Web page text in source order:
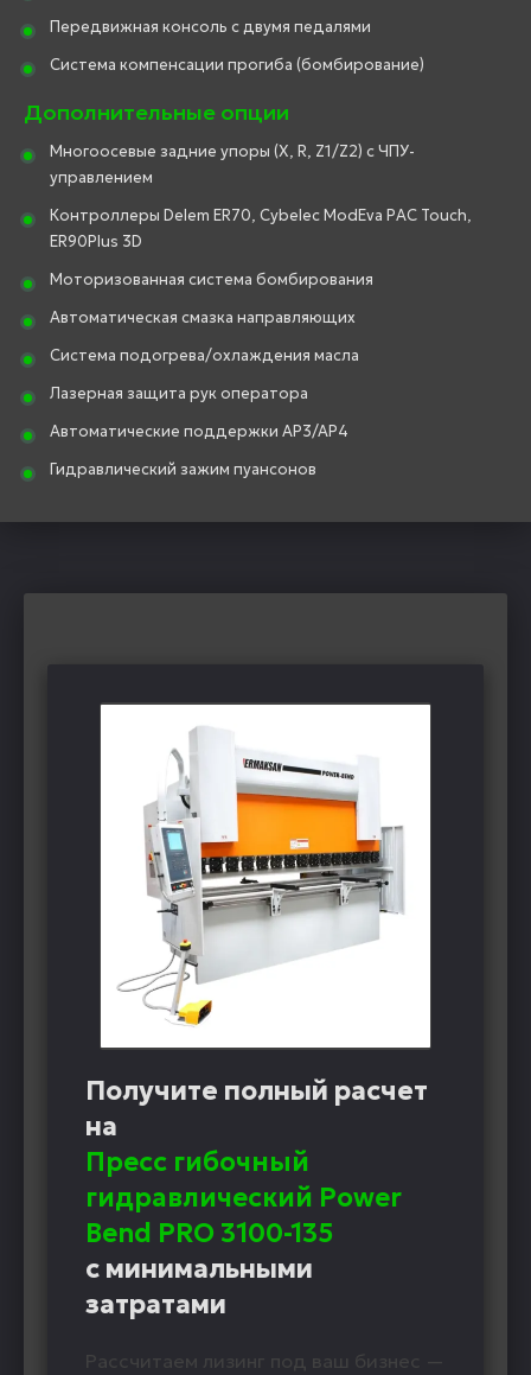
Передвижная консоль с двумя педалями
Система компенсации прогиба (бомбирование)
Дополнительные опции
Многоосевые задние упоры (X, R, Z1/Z2) с ЧПУ-
управлением
Контроллеры Delem ER70, Cybelec ModEva PAC Touch,
ER90Plus 3D
Моторизованная система бомбирования
Автоматическая смазка направляющих
Система подогрева/охлаждения масла
Лазерная защита рук оператора
Автоматические поддержки AP3/AP4
Гидравлический зажим пуансонов
Получите полный расчет
на
Пресс гибочный
гидравлический Power
Bend PRO 3100-135
с минимальными
затратами
Рассчитаем лизинг под ваш бизнес —